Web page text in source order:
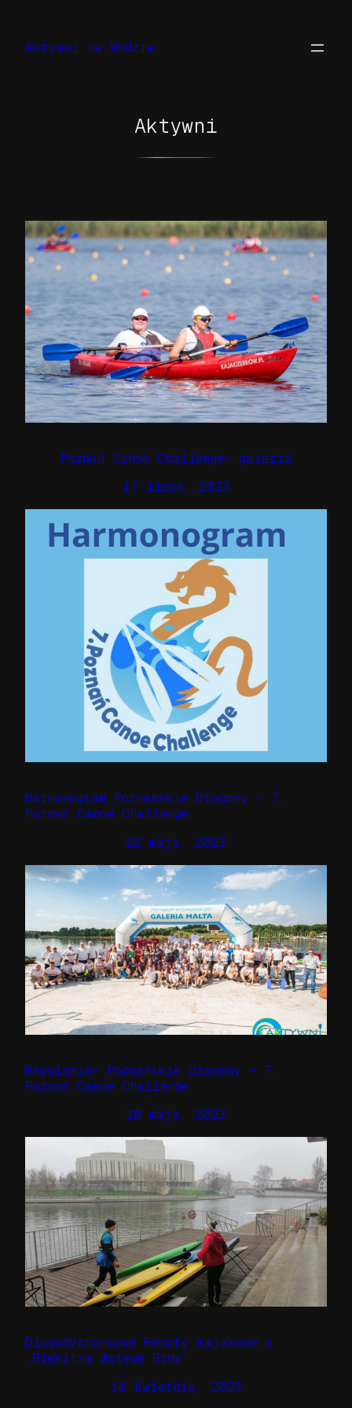
treści
Aktywni na Wodzie
Aktywni
Poznań Canoe Challenge- galeria
17 lipca, 2023
Harmonogram Poznańskie Dragony – 7.
Poznań Canoe Challenge
22 maja, 2023
Regulamin- Poznańskie Dragony – 7.
Poznań Canoe Challenge
10 maja, 2023
Długodystansowe Regaty kajakowe o
„Błękitną Wstęgę Brdy”
16 kwietnia, 2023